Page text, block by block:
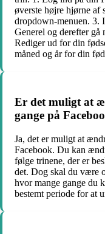
øverste højre hjørne
dropdown-menuen. 3.
Generel og derefter gå
Rediger ud for din
måned og år for din
Er det muligt at
gange på
Ja, det er muligt at
Facebook. Du kan
følge trinene, der er
det. Dog skal du være
hvor mange gange du
bestemt periode for at